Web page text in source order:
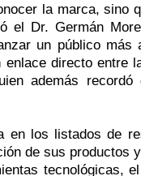
la marca, sino
el Dr. Germán
un público
enlace directo entre
además recordó
en los listados de
de sus productos
tecnológicas,